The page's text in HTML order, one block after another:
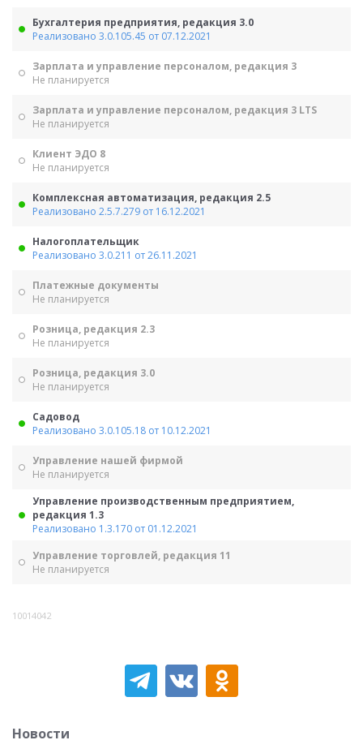
Бухгалтерия предприятия, редакция 3.0
Реализовано 3.0.105.45 от 07.12.2021
Зарплата и управление персоналом, редакция 3
Не планируется
Зарплата и управление персоналом, редакция 3 LTS
Не планируется
Клиент ЭДО 8
Не планируется
Комплексная автоматизация, редакция 2.5
Реализовано 2.5.7.279 от 16.12.2021
Налогоплательщик
Реализовано 3.0.211 от 26.11.2021
Платежные документы
Не планируется
Розница, редакция 2.3
Не планируется
Розница, редакция 3.0
Не планируется
Садовод
Реализовано 3.0.105.18 от 10.12.2021
Управление нашей фирмой
Не планируется
Управление производственным предприятием,
редакция 1.3
Реализовано 1.3.170 от 01.12.2021
Управление торговлей, редакция 11
Не планируется
10014042
Новости